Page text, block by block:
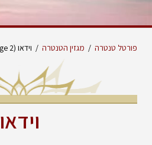
פורטל טנטרה / מגזין הטנטרה / וידאו(Page 2)
וידאו